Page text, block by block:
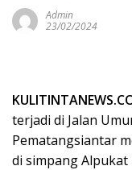
Admin
23/02/2024
terjadi di Jalan
Pematangsiantar
di simpang